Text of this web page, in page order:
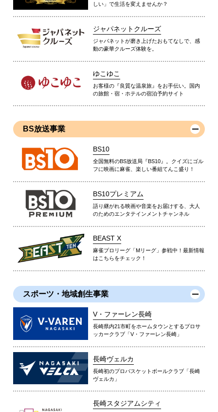
しい」で生活を変えませんか？
ジャパネットクルーズ
ジャパネットが磨き上げたおもてなしで、感
動の豪華クルーズ体験を。
ゆこゆこ
お客様の『良質な温泉旅』をお手伝い。国内
の旅館・宿・ホテルの宿泊予約サイト
BS放送事業
BS10
全国無料のBS放送局『BS10』。クイズにゴル
フに映画に麻雀、楽しい番組てんこ盛り！
BS10プレミアム
語り継がれる映画や音楽をお届けする、大人
のためのエンタテインメントチャンネル
BEAST X
麻雀プロリーグ「Mリーグ」参戦中！最新情報
はこちらをチェック！
スポーツ・地域創生事業
V・ファーレン長崎
長崎県内21市町をホームタウンとするプロサ
ッカークラブ「V・ファーレン長崎」
長崎ヴェルカ
長崎初のプロバスケットボールクラブ「長崎
ヴェルカ」
長崎スタジアムシティ